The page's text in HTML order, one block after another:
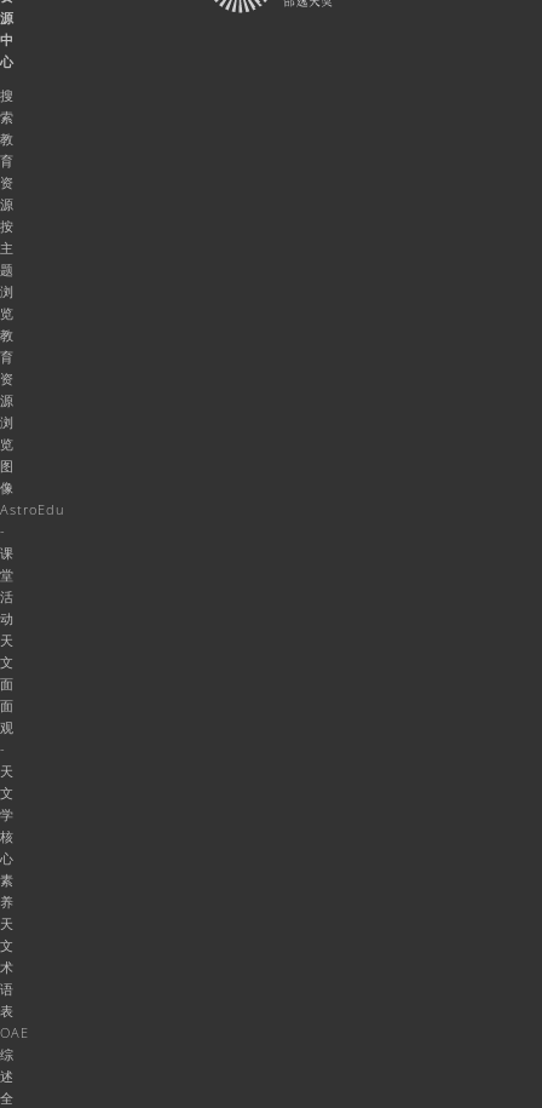
源
中
心
搜
索
教
育
资
源
按
主
题
浏
览
教
育
资
源
浏
览
图
像
AstroEdu
-
课
堂
活
动
天
文
面
面
观
-
天
文
学
核
心
素
养
天
文
术
语
表
OAE
综
述
全